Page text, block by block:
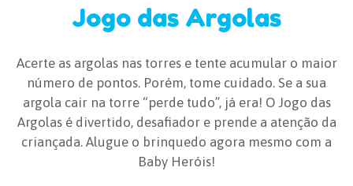
Jogo das Argolas
Acerte as argolas nas torres e tente acumular o maior
número de pontos. Porém, tome cuidado. Se a sua
argola cair na torre “perde tudo”, já era! O Jogo das
Argolas é divertido, desafiador e prende a atenção da
criançada. Alugue o brinquedo agora mesmo com a
Baby Heróis!